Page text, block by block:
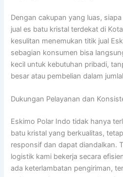
Dengan cakupan yang luas,
jual es batu kristal terdekat di
kesulitan menemukan titik jual
sebagian konsumen bisa
kecil untuk kebutuhan pribadi,
besar atau pembelian dalam
Dukungan Pelayanan dan
Eskimo Polar Indo tidak hanya
batu kristal yang berkualitas,
responsif dan dapat diandalkan.
logistik kami bekerja secara
ada keterlambatan pengiriman,